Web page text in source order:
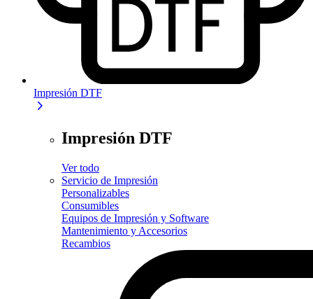
Impresión DTF
Impresión DTF
Ver todo
Servicio de Impresión
Personalizables
Consumibles
Equipos de Impresión y Software
Mantenimiento y Accesorios
Recambios